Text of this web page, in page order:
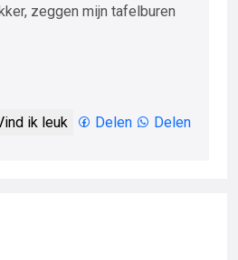
zeggen mijn tafelburen
ik leuk Delen Delen